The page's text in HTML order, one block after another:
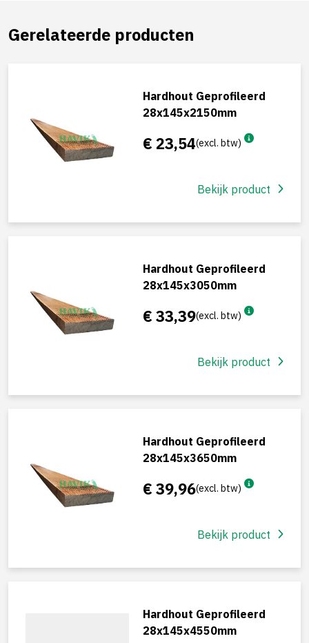
Gerelateerde producten
Hardhout Geprofileerd
28x145x2150mm
€ 23,54(excl. btw)
Bekijk product
Hardhout Geprofileerd
28x145x3050mm
€ 33,39(excl. btw)
Bekijk product
Hardhout Geprofileerd
28x145x3650mm
€ 39,96(excl. btw)
Bekijk product
Hardhout Geprofileerd
28x145x4550mm